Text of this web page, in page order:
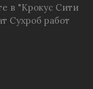
в "Крокус Сити
Сухроб работ